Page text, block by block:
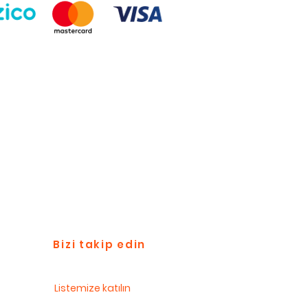
Bizi takip edin
Listemize katılın